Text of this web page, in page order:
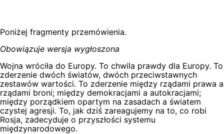
Poniżej fragmenty przemówienia.
Obowiązuje wersja wygłoszona
Wojna wróciła do Europy. To chwila prawdy dla Europy. To
zderzenie dwóch światów, dwóch przeciwstawnych
zestawów wartości. To zderzenie między rządami prawa a
rządami broni; między demokracjami a autokracjami;
między porządkiem opartym na zasadach a światem
czystej agresji. To, jak dziś zareagujemy na to, co robi
Rosja, zadecyduje o przyszłości systemu
międzynarodowego.